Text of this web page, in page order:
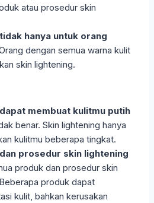
atau prosedur skin
hanya untuk orang
dengan semua warna kulit
skin lightening.
membuat kulitmu putih
benar. Skin lightening hanya
kulitmu beberapa tingkat.
prosedur skin lightening
produk dan prosedur skin
produk dapat
kulit, bahkan kerusakan